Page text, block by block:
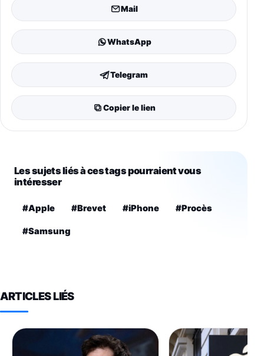
Mail
WhatsApp
Telegram
Copier le lien
Les sujets liés à ces tags pourraient vous
intéresser
#Apple #Brevet #iPhone #Procès
#Samsung
ARTICLES LIÉS